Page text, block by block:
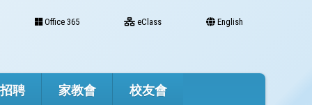
Office 365 eClass English
聘 家教會 校友會